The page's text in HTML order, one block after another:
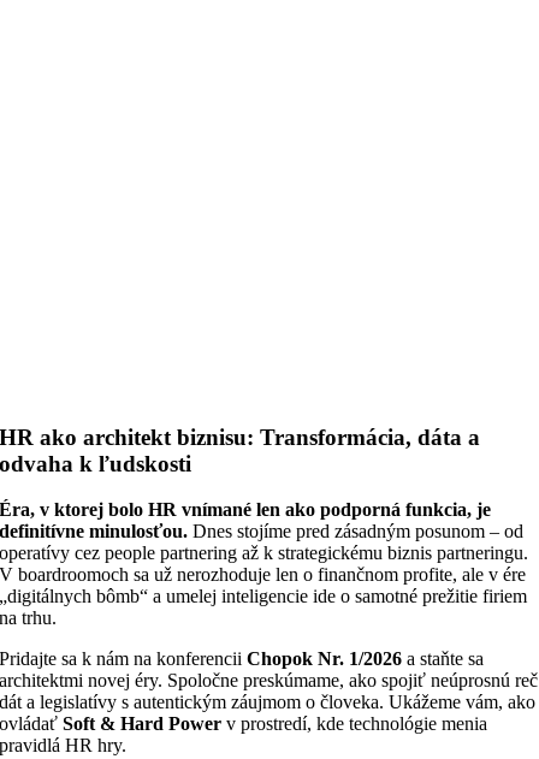
HR ako architekt biznisu: Transformácia, dáta a
odvaha k ľudskosti
Éra, v ktorej bolo HR vnímané len ako podporná funkcia, je
definitívne minulosťou. Dnes stojíme pred zásadným posunom – od
operatívy cez people partnering až k strategickému biznis partneringu.
V boardroomoch sa už nerozhoduje len o finančnom profite, ale v ére
„digitálnych bômb“ a umelej inteligencie ide o samotné prežitie firiem
na trhu.
Pridajte sa k nám na konferenciiChopok Nr. 1/2026 a staňte sa
architektmi novej éry. Spoločne preskúmame, ako spojiť neúprosnú reč
dát a legislatívy s autentickým záujmom o človeka. Ukážeme vám, ako
ovládaťSoft & Hard Power v prostredí, kde technológie menia
pravidlá HR hry.